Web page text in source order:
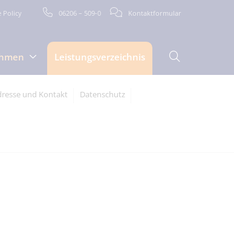
06206 – 509-0 Kontaktformular
Policy
Leistungsverzeichnis
und Kontakt Datenschutz